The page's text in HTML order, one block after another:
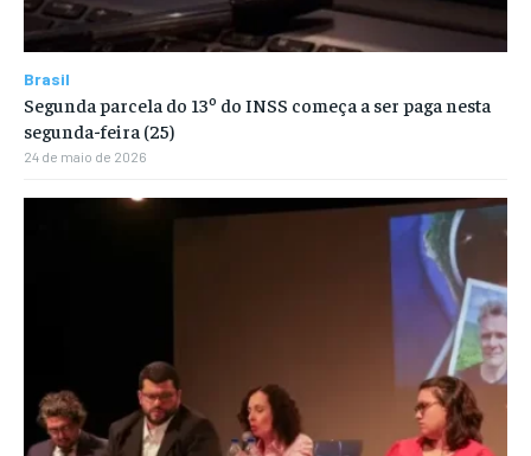
Brasil
Segunda parcela do 13º do INSS começa a ser paga nesta
segunda-feira (25)
24 de maio de 2026